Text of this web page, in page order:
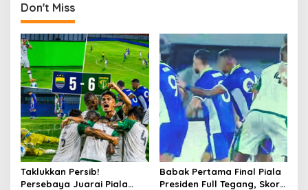
a
v
i
g
a
t
i
o
n
Don't Miss
Taklukkan Persib!
Persebaya Juarai Piala
Babak Pertama Final Piala
Presiden Full Tegang, Skor